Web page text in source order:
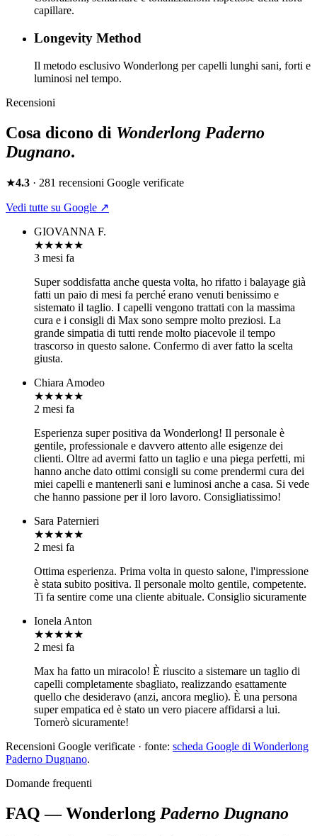
capillare.
Longevity Method
Il metodo esclusivo Wonderlong per capelli lunghi sani, forti e
luminosi nel tempo.
Recensioni
Cosa dicono di Wonderlong Paderno
Dugnano.
★4.3 · 281 recensioni Google verificate
Vedi tutte su Google ↗
GIOVANNA F.
★★★★★
3 mesi fa
Super soddisfatta anche questa volta, ho rifatto i balayage già
fatti un paio di mesi fa perché erano venuti benissimo e
sistemato il taglio. I capelli vengono trattati con la massima
cura e i consigli di Max sono sempre molto preziosi. La
grande simpatia di tutti rende molto piacevole il tempo
trascorso in questo salone. Confermo di aver fatto la scelta
giusta.
Chiara Amodeo
★★★★★
2 mesi fa
Esperienza super positiva da Wonderlong! Il personale è
gentile, professionale e davvero attento alle esigenze dei
clienti. Oltre ad avermi fatto un taglio e una piega perfetti, mi
hanno anche dato ottimi consigli su come prendermi cura dei
miei capelli e mantenerli sani e luminosi anche a casa. Si vede
che hanno passione per il loro lavoro. Consigliatissimo!
Sara Paternieri
★★★★★
2 mesi fa
Ottima esperienza. Prima volta in questo salone, l'impressione
è stata subito positiva. Il personale molto gentile, competente.
Ti fa sentire come una cliente abituale. Consiglio sicuramente
Ionela Anton
★★★★★
2 mesi fa
Max ha fatto un miracolo! È riuscito a sistemare un taglio di
capelli completamente sbagliato, realizzando esattamente
quello che desideravo (anzi, ancora meglio). È una persona
super empatica ed è stato un vero piacere affidarsi a lui.
Tornerò sicuramente!
Recensioni Google verificate · fonte: scheda Google di Wonderlong
Paderno Dugnano.
Domande frequenti
FAQ — Wonderlong Paderno Dugnano